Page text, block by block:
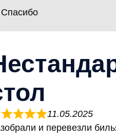
Спасибо
11.05.2025
и перевезли